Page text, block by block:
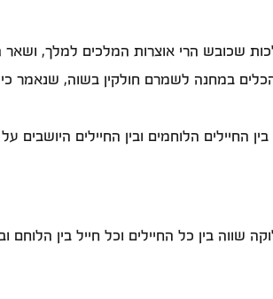
הרי אוצרות המלכים למלך, ושאר
הכלים במחנה לשמרם חולקין בשוה,
החיילים הלוחמים ובין החיילים
שווה בין כל החיילים וכל חייל בין